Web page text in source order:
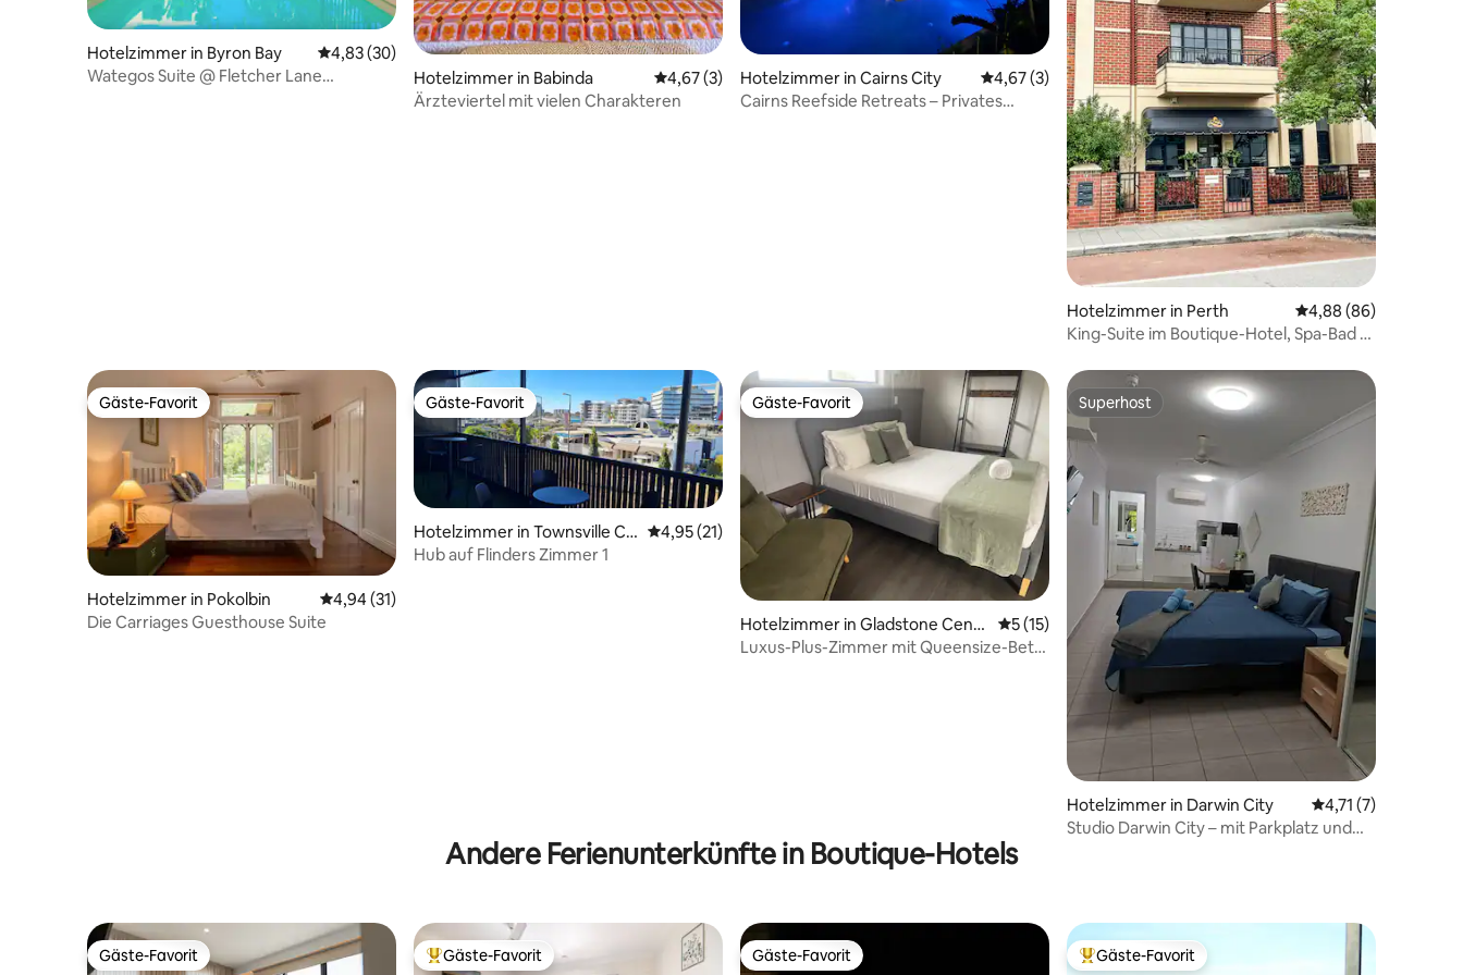
Hotelzimmer in Byron Bay Durchschnittliche Bewertung: 4,83 von 5, 30 Bewertungen
4,83 (30)
Wategos Suite @ Fletcher Lane
Hotelzimmer in Babinda Durchschnittliche Bewertung: 4,67 von 5, 3 Bewertungen
4,67 (3)
Ärzteviertel mit vielen Charakteren
Hotelzimmer in Cairns City Durchschnittliche Bewertung: 4,67 von 5, 3 Bewertungen
4,67 (3)
Cairns Reefside Retreats – Privates
Hotelzimmer in Perth Durchschnittliche
4,88 (86)
King-Suite im Boutique-Hotel, Spa-Bad &
Gäste-Favorit
Gäste-Favorit
Hotelzimmer in Pokolbin Durchschnittliche Bewertung: 4,94 von 5, 31 Bewertungen
4,94 (31)
Die Carriages Guesthouse Suite
Gäste-Favorit
Gäste-Favorit
Hotelzimmer in Townsville Cit
y
Durchschnittliche Bewertung: 4,95 von 5, 21 Bewertungen
4,95 (21)
Hub auf Flinders Zimmer 1
Gäste-Favorit
Gäste-Favorit
Hotelzimmer in Gladstone Centr
al
Durchschnittliche Bewertung: 5 von 5, 15 Bewertungen
5 (15)
Luxus-Plus-Zimmer mit Queensize-Bett
Superhost
Superhost
Hotelzimmer in Darwin City Durchschnittliche
4,71 (7)
Studio Darwin City – mit Parkplatz und
Andere Ferienunterkünfte in Boutique-Hotels
Gäste-Favorit
Gäste-Favorit Beliebter Gäste-Favorit.
Gäste-Favorit Gäste-Favorit
Gäste-Favorit Beliebter Gäste-Favorit.
Gäste-Favorit